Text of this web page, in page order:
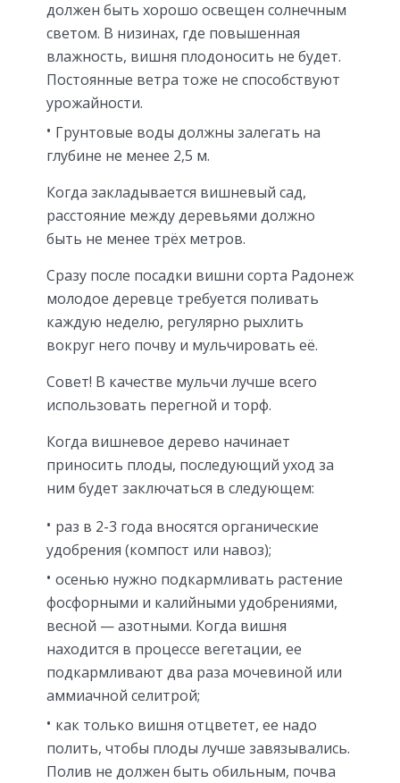
должен быть хорошо освещен солнечным
светом. В низинах, где повышенная
влажность, вишня плодоносить не будет.
Постоянные ветра тоже не способствуют
урожайности.
Грунтовые воды должны залегать на
глубине не менее 2,5 м.
Когда закладывается вишневый сад,
расстояние между деревьями должно
быть не менее трёх метров.
Сразу после посадки вишни сорта Радонеж
молодое деревце требуется поливать
каждую неделю, регулярно рыхлить
вокруг него почву и мульчировать её.
Совет! В качестве мульчи лучше всего
использовать перегной и торф.
Когда вишневое дерево начинает
приносить плоды, последующий уход за
ним будет заключаться в следующем:
раз в 2-3 года вносятся органические
удобрения (компост или навоз);
осенью нужно подкармливать растение
фосфорными и калийными удобрениями,
весной — азотными. Когда вишня
находится в процессе вегетации, ее
подкармливают два раза мочевиной или
аммиачной селитрой;
как только вишня отцветет, ее надо
полить, чтобы плоды лучше завязывались.
Полив не должен быть обильным, почва